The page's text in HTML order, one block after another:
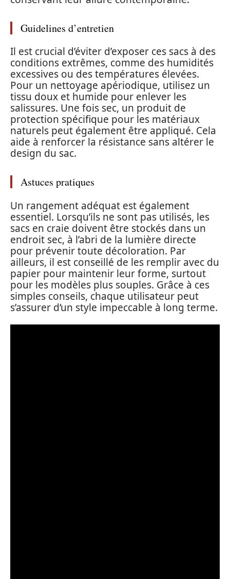
Guidelines d’entretien
Il est crucial d’éviter d’exposer ces sacs à des
conditions extrêmes, comme des humidités
excessives ou des températures élevées.
Pour un nettoyage apériodique, utilisez un
tissu doux et humide pour enlever les
salissures. Une fois sec, un produit de
protection spécifique pour les matériaux
naturels peut également être appliqué. Cela
aide à renforcer la résistance sans altérer le
design du sac.
Astuces pratiques
Un rangement adéquat est également
essentiel. Lorsqu’ils ne sont pas utilisés, les
sacs en craie doivent être stockés dans un
endroit sec, à l’abri de la lumière directe
pour prévenir toute décoloration. Par
ailleurs, il est conseillé de les remplir avec du
papier pour maintenir leur forme, surtout
pour les modèles plus souples. Grâce à ces
simples conseils, chaque utilisateur peut
s’assurer d’un style impeccable à long terme.